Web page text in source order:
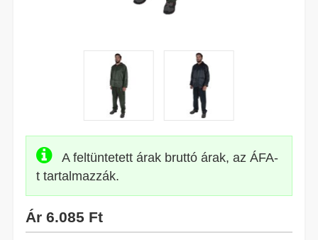
A feltüntetett árak bruttó árak, az ÁFA-
t tartalmazzák.
Ár6.085 Ft